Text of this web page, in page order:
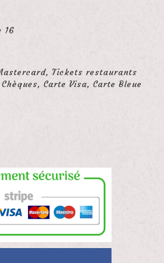
16
Tickets restaurants
Carte Visa, Carte Bleue